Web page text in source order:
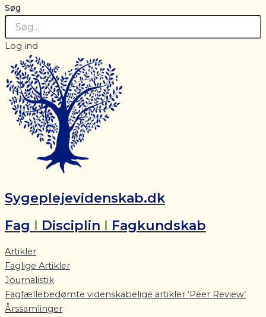
Søg
Log ind
Sygeplejevidenskab.dk
Fag I Disciplin I Fagkundskab
Artikler
Faglige Artikler
Journalistik
Fagfællebedømte videnskabelige artikler ‘Peer Review’
Årssamlinger